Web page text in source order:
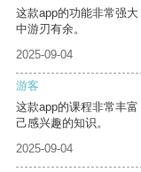
这款app的功能非常强
中游刃有余。
2025-09-04
游客
这款app的课程非常丰
己感兴趣的知识。
2025-09-04